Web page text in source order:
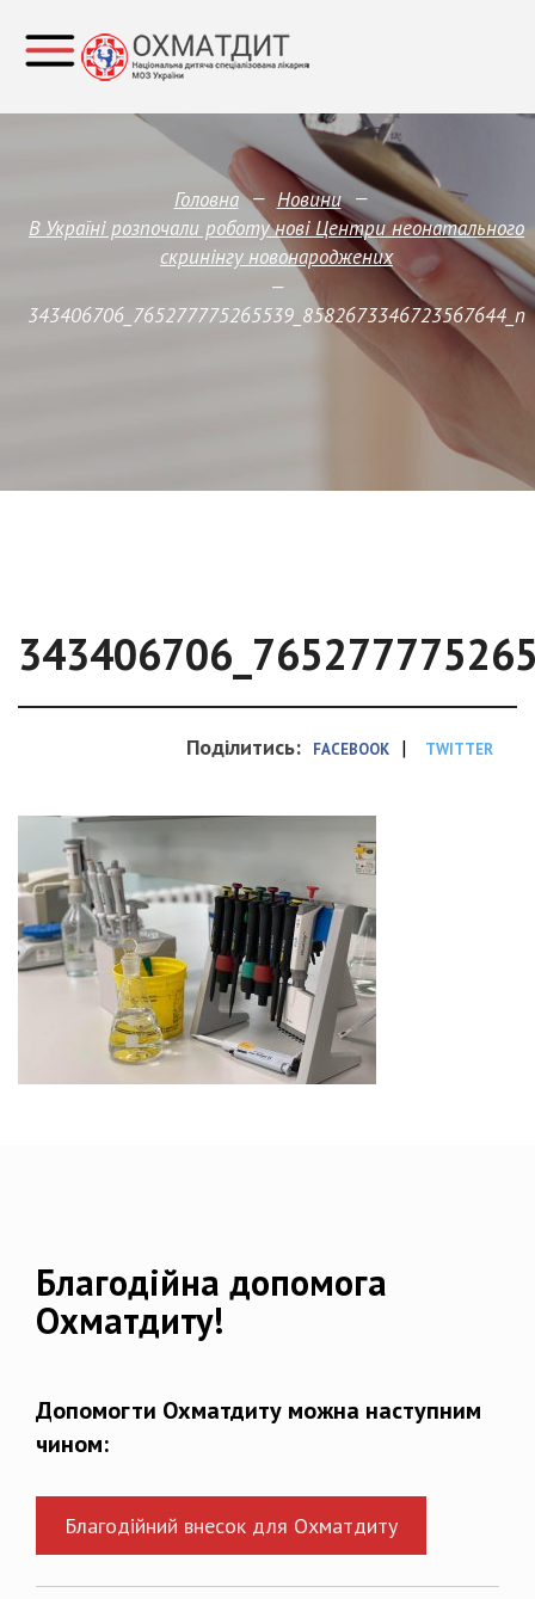
Головна — Новини —
В Україні розпочали роботу нові Центри неонатального
скринінгу новонароджених
—
343406706_765277775265539_8582673346723567644_n
Поділитись: FACEBOOK | TWITTER
Благодійна допомога
Охматдиту!
Допомогти Охматдиту можна наступним
чином:
Благодійний внесок для Охматдиту